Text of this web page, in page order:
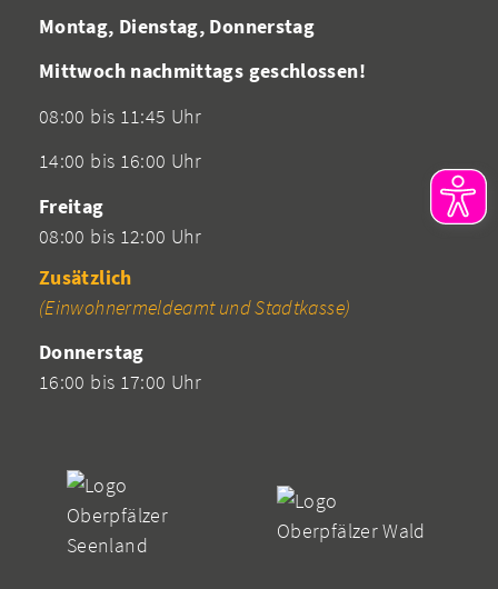
Montag, Dienstag, Donnerstag
Mittwoch nachmittags geschlossen!
08:00 bis 11:45 Uhr
14:00 bis 16:00 Uhr
Freitag
08:00 bis 12:00 Uhr
Zusätzlich
(Einwohnermeldeamt und Stadtkasse)
Donnerstag
16:00 bis 17:00 Uhr